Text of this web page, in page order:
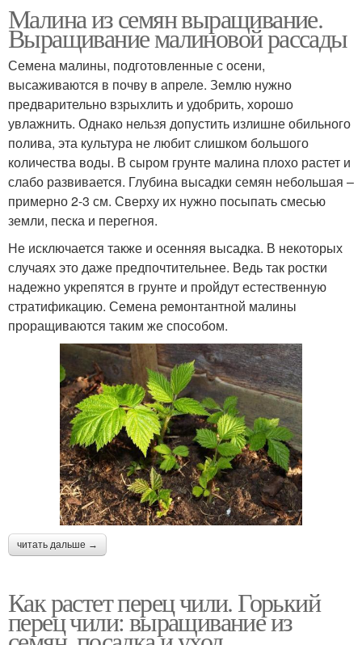
Малина из семян выращивание.
Выращивание малиновой рассады
Семена малины, подготовленные с осени,
высаживаются в почву в апреле. Землю нужно
предварительно взрыхлить и удобрить, хорошо
увлажнить. Однако нельзя допустить излишне обильного
полива, эта культура не любит слишком большого
количества воды. В сыром грунте малина плохо растет и
слабо развивается. Глубина высадки семян небольшая –
примерно 2-3 см. Сверху их нужно посыпать смесью
земли, песка и перегноя.
Не исключается также и осенняя высадка. В некоторых
случаях это даже предпочтительнее. Ведь так ростки
надежно укрепятся в грунте и пройдут естественную
стратификацию. Семена ремонтантной малины
проращиваются таким же способом.
читать дальше →
Как растет перец чили. Горький
перец чили: выращивание из